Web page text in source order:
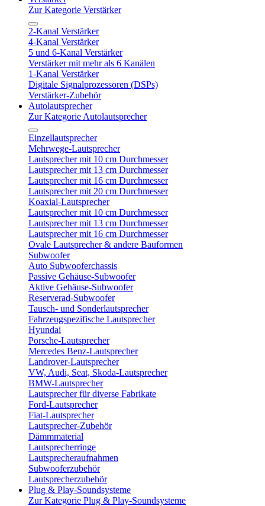
Zur Kategorie Verstärker
2-Kanal Verstärker
4-Kanal Verstärker
5 und 6-Kanal Verstärker
Verstärker mit mehr als 6 Kanälen
1-Kanal Verstärker
Digitale Signalprozessoren (DSPs)
Verstärker-Zubehör
Autolautsprecher
Zur Kategorie Autolautsprecher
Einzellautsprecher
Mehrwege-Lautsprecher
Lautsprecher mit 10 cm Durchmesser
Lautsprecher mit 13 cm Durchmesser
Lautsprecher mit 16 cm Durchmesser
Lautsprecher mit 20 cm Durchmesser
Koaxial-Lautsprecher
Lautsprecher mit 10 cm Durchmesser
Lautsprecher mit 13 cm Durchmesser
Lautsprecher mit 16 cm Durchmesser
Ovale Lautsprecher & andere Bauformen
Subwoofer
Auto Subwooferchassis
Passive Gehäuse-Subwoofer
Aktive Gehäuse-Subwoofer
Reserverad-Subwoofer
Tausch- und Sonderlautsprecher
Fahrzeugspezifische Lautsprecher
Hyundai
Porsche-Lautsprecher
Mercedes Benz-Lautsprecher
Landrover-Lautsprecher
VW, Audi, Seat, Skoda-Lautsprecher
BMW-Lautsprecher
Lautsprecher für diverse Fabrikate
Ford-Lautsprecher
Fiat-Lautsprecher
Lautsprecher-Zubehör
Dämmmaterial
Lautsprecherringe
Lautsprecheraufnahmen
Subwooferzubehör
Lautsprecherzubehör
Plug & Play-Soundsysteme
Zur Kategorie Plug & Play-Soundsysteme